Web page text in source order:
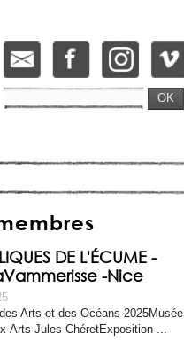
OK
DE L'ÉCUME -
-Nice
Arts et des Océans 2025Musée
Arts Jules ChéretExposition ...